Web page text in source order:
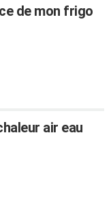
de mon frigo
air eau